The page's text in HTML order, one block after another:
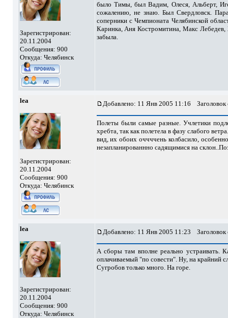
Зарегистрирован:
20.11.2004
Сообщения: 900
Откуда: Челябинск
было Тимы, был Вадим, Олеся, Альберт,
сожалению, не знаю. Был Свердловск.
соперники с Чемпионата Челябинской
Каринка, Аня Костромитина, Макс
забыла.
lea
Зарегистрирован:
20.11.2004
Сообщения: 900
Откуда: Челябинск
Добавлено: 11 Янв 2005 11:16
Полеты были самые разные. Учлетики
хребта, так как полетела в фазу слабого
вид, их обоих оччччень колбасило,
незапланированнно садящимися на
lea
Зарегистрирован:
20.11.2004
Сообщения: 900
Откуда: Челябинск
Добавлено: 11 Янв 2005 11:23
А сборы там вполне реально устраивать.
оплачиваемый "по совести". Ну, на
Сугробов только много. На горе.